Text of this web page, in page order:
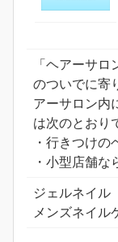
「ヘアーサ
のついでに寄
アーサロン内
は次のとおり
・行きつけ
・小型店舗
ジェルネイル
メンズネイル